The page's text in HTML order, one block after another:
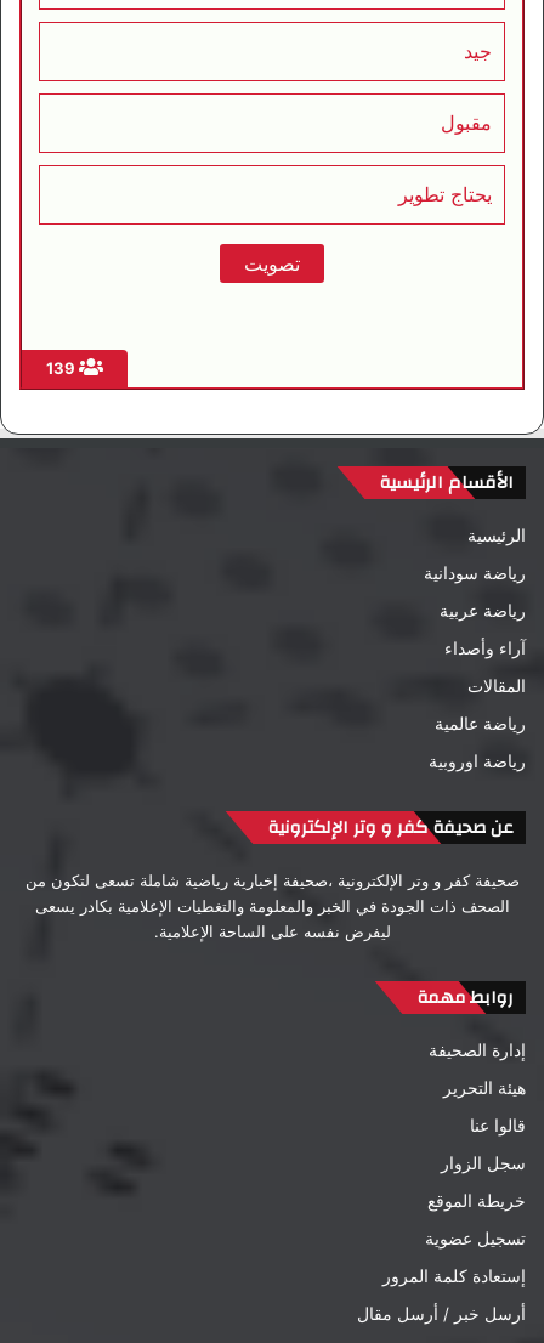
جيد
مقبول
يحتاج تطوير
الأقسام الرئيسية
الرئيسية
رياضة سودانية
رياضة عربية
آراء وأصداء
المقالات
رياضة عالمية
رياضة اوروبية
عن صحيفة كفر و وتر الإلكترونية
صحيفة كفر و وتر الإلكترونية ،صحيفة إخبارية رياضية شاملة تسعى لتكون من
الصحف ذات الجودة في الخبر والمعلومة والتغطيات الإعلامية بكادر يسعى
ليفرض نفسه على الساحة الإعلامية.
روابط مهمة
إدارة الصحيفة
هيئة التحرير
قالوا عنا
سجل الزوار
خريطة الموقع
تسجيل عضوية
إستعادة كلمة المرور
أرسل خبر / أرسل مقال